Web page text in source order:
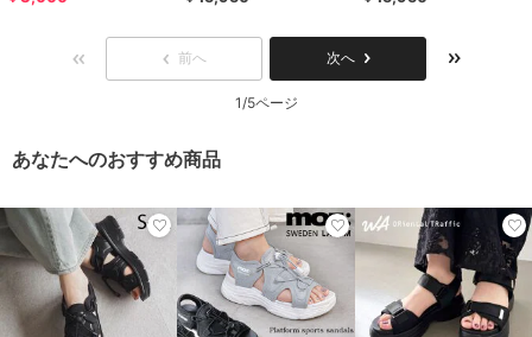
前へ 次へ
1/5ページ
あなたへのおすすめ商品